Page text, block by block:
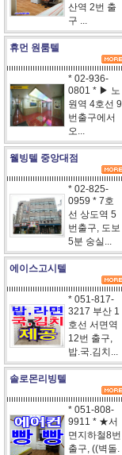
산역 2번 출
구 ...
휴먼 원룸텔
* 02-936-
0801 * ▶ 노
원역 4호선 9
번출구에서
오...
웰빙텔 중앙대점
* 02-825-
0959 * 7호
선 상도역 5
번출구, 도보
5분 숭실...
에이스고시텔
* 051-817-
3217 부산 1
호선 서면역
12번 출구,
밥.국.김치...
솔로몬리빙텔
* 051-808-
9911 * ★서
면지하철8번
출구, ((벽돌.